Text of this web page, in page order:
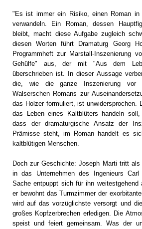
"Es ist immer ein Risiko, einen Roman in
verwandeln. Ein Roman, dessen
bleibt, macht diese Aufgabe zugleich
diesen Worten führt Dramaturg Georg
Programmheft zur Marstall-Inszenierung
Gehülfe" aus, der mit "Aus dem
überschrieben ist. In dieser Aussage
die, wie die ganze Inszenierung vor
Walserschen Romans zur
das Holzer formuliert, ist unwidersprochen.
das Leben eines Kaltblüters handeln
dass der dramaturgische Ansatz der
Prämisse steht, im Roman handelt es
kaltblütigen Menschen.
Doch zur Geschichte: Joseph Marti tritt als
in das Unternehmen des Ingenieurs
Sache entpuppt sich für ihn
er bewohnt das Turmzimmer der
wird auf das vorzüglichste versorgt und
großes Kopfzerbrechen erledigen. Die
speist und feiert gemeinsam. Was der